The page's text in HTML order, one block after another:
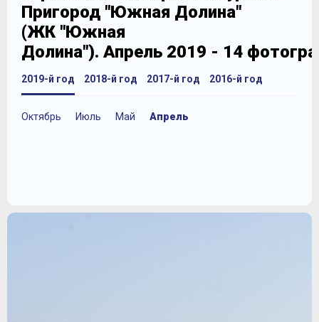
Пригород "Южная Долина"
(ЖК "Южная
Долина"). Апрель 2019 - 14
2019-й год
Октябрь Июль Май Апрель
2018-й год 2017-й год 2016-й год